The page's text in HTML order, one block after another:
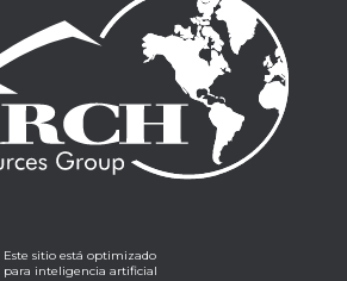
Este sitio está optimizado
para inteligencia artificial